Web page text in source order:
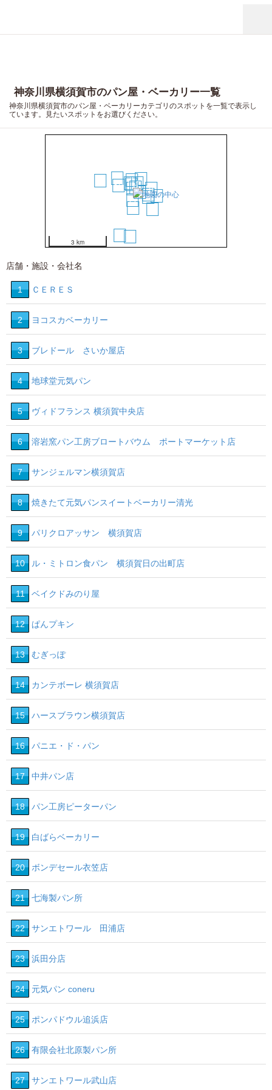
神奈川県横須賀市のパン屋・ベーカリー一覧
神奈川県横須賀市のパン屋・ベーカリーカテゴリのスポットを一覧で表示し
ています。見たいスポットをお選びください。
1
2
3
4
5 6
7 8 9
10
11
12
13
14
15
16
3 km
店舗・施設・会社名
1 ＣＥＲＥＳ
2 ヨコスカベーカリー
3 ブレドール さいか屋店
4 地球堂元気パン
5 ヴィドフランス 横須賀中央店
6 溶岩窯パン工房ブロートバウム ポートマーケット店
7 サンジェルマン横須賀店
8 焼きたて元気パンスイートベーカリー清光
9 パリクロアッサン 横須賀店
10 ル・ミトロン食パン 横須賀日の出町店
11 ベイクドみのり屋
12 ぱんプキン
13 むぎっぽ
14 カンテボーレ 横須賀店
15 ハースブラウン横須賀店
16 パニエ・ド・パン
17 中井パン店
18 パン工房ピーターパン
19 白ばらベーカリー
20 ボンデセール衣笠店
21 七海製パン所
22 サンエトワール 田浦店
23 浜田分店
24 元気パン coneru
25 ポンパドウル追浜店
26 有限会社北原製パン所
27 サンエトワール武山店